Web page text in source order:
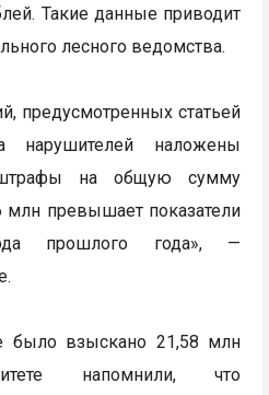
Такие данные приводит
лесного ведомства.
предусмотренных статьей
наложены
штрафы на общую сумму
превышает показатели
прошлого года», —
взыскано 21,58 млн
напомнили, что